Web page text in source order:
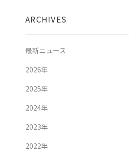
ARCHIVES
最新ニュース
2026年
2025年
2024年
2023年
2022年